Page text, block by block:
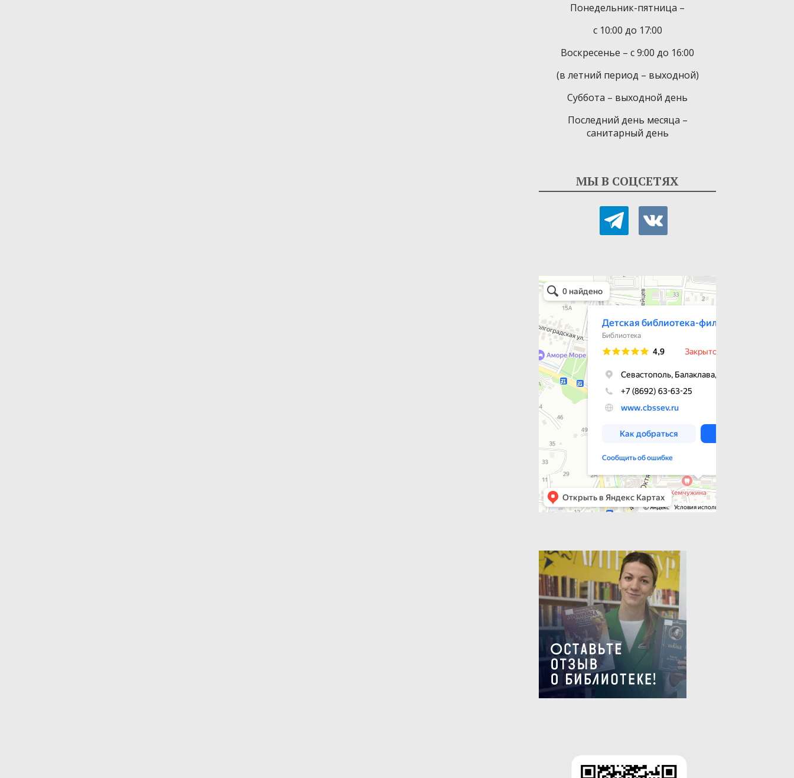
Понедельник-пятница –
с 10:00 до 17:00
Воскресенье – с 9:00 до 16:00
(в летний период – выходной)
Суббота – выходной день
Последний день месяца –
санитарный день
МЫ В СОЦСЕТЯХ
telegram vkontakte
Детская библиотека-филиал № 9
Библиотека в Севастополе